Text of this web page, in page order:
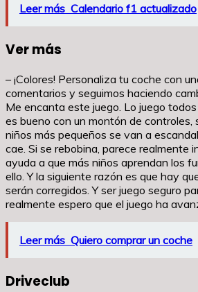
Leer más Calendario f1 actualizado
Ver más
– ¡Colores! Personaliza tu coche con
comentarios y seguimos haciendo
Me encanta este juego. Lo juego
es bueno con un montón de controles,
niños más pequeños se van a
cae. Si se rebobina, parece realmente
ayuda a que más niños aprendan los
ello. Y la siguiente razón es que hay
serán corregidos. Y ser juego seguro
realmente espero que el juego ha
Leer más Quiero comprar un coche
Driveclub